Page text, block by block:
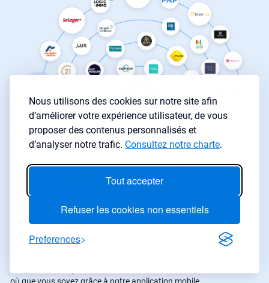
Nous utilisons des cookies sur notre site afin
d’améliorer votre expérience utilisateur, de vous
proposer des contenus personnalisés et
d’analyser notre trafic. Consultez notre charte.
Tout accepter
Refuser les cookies non essentiels
Preferences
Une application pour l’investissement immobilier et la recherche ?
Votre recherche immobilière peut maintenant commencer. Notre